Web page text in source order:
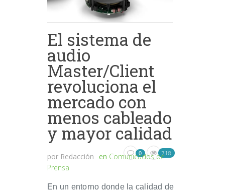
El sistema de
audio
Master/Client
revoluciona el
mercado con
menos cableado
y mayor calidad
por Redacción en Comunicados de
Prensa
0 718
En un entorno donde la calidad de